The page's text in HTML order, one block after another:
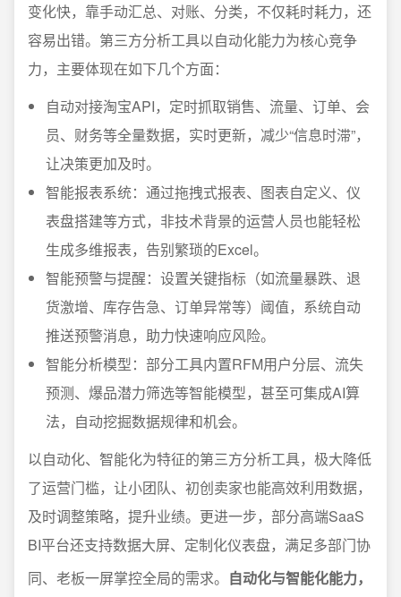
变化快，靠手动汇总、对账、分类，不仅耗时耗力，还
容易出错。第三方分析工具以自动化能力为核心竞争
力，主要体现在如下几个方面：
自动对接淘宝API，定时抓取销售、流量、订单、会
员、财务等全量数据，实时更新，减少“信息时滞”，
让决策更加及时。
智能报表系统：通过拖拽式报表、图表自定义、仪
表盘搭建等方式，非技术背景的运营人员也能轻松
生成多维报表，告别繁琐的Excel。
智能预警与提醒：设置关键指标（如流量暴跌、退
货激增、库存告急、订单异常等）阈值，系统自动
推送预警消息，助力快速响应风险。
智能分析模型：部分工具内置RFM用户分层、流失
预测、爆品潜力筛选等智能模型，甚至可集成AI算
法，自动挖掘数据规律和机会。
以自动化、智能化为特征的第三方分析工具，极大降低
了运营门槛，让小团队、初创卖家也能高效利用数据，
及时调整策略，提升业绩。更进一步，部分高端SaaS
BI平台还支持数据大屏、定制化仪表盘，满足多部门协
同、老板一屏掌控全局的需求。 自动化与智能化能力，